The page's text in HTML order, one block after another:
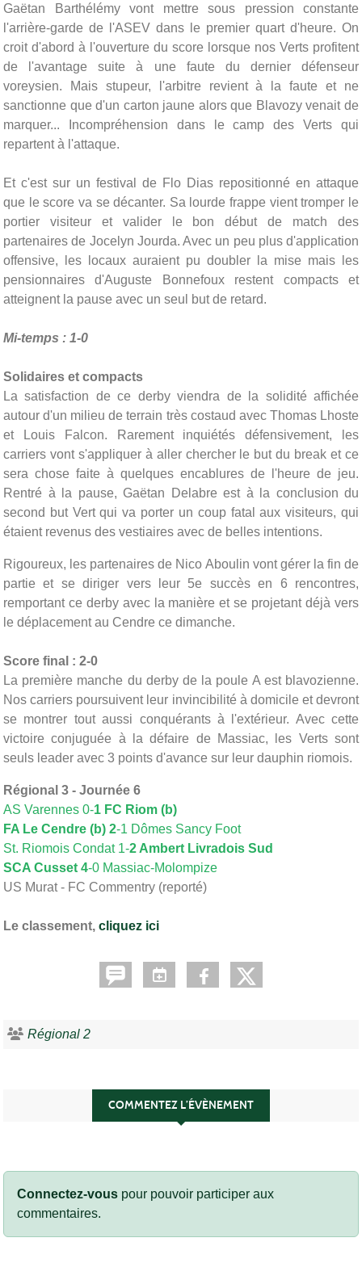
Gaëtan Barthélémy vont mettre sous pression constante
l'arrière-garde de l'ASEV dans le premier quart d'heure. On
croit d'abord à l'ouverture du score lorsque nos Verts profitent
de l'avantage suite à une faute du dernier défenseur
voreysien. Mais stupeur, l'arbitre revient à la faute et ne
sanctionne que d'un carton jaune alors que Blavozy venait de
marquer... Incompréhension dans le camp des Verts qui
repartent à l'attaque.
Et c'est sur un festival de Flo Dias repositionné en attaque
que le score va se décanter. Sa lourde frappe vient tromper le
portier visiteur et valider le bon début de match des
partenaires de Jocelyn Jourda. Avec un peu plus d'application
offensive, les locaux auraient pu doubler la mise mais les
pensionnaires d'Auguste Bonnefoux restent compacts et
atteignent la pause avec un seul but de retard.
Mi-temps : 1-0
Solidaires et compacts
La satisfaction de ce derby viendra de la solidité affichée
autour d'un milieu de terrain très costaud avec Thomas Lhoste
et Louis Falcon. Rarement inquiétés défensivement, les
carriers vont s'appliquer à aller chercher le but du break et ce
sera chose faite à quelques encablures de l'heure de jeu.
Rentré à la pause, Gaëtan Delabre est à la conclusion du
second but Vert qui va porter un coup fatal aux visiteurs, qui
étaient revenus des vestiaires avec de belles intentions.
Rigoureux, les partenaires de Nico Aboulin vont gérer la fin de
partie et se diriger vers leur 5e succès en 6 rencontres,
remportant ce derby avec la manière et se projetant déjà vers
le déplacement au Cendre ce dimanche.
Score final : 2-0
La première manche du derby de la poule A est blavozienne.
Nos carriers poursuivent leur invincibilité à domicile et devront
se montrer tout aussi conquérants à l'extérieur. Avec cette
victoire conjuguée à la défaire de Massiac, les Verts sont
seuls leader avec 3 points d'avance sur leur dauphin riomois.
Régional 3 - Journée 6
AS Varennes 0-1 FC Riom (b)
FA Le Cendre (b) 2-1 Dômes Sancy Foot
St. Riomois Condat 1-2 Ambert Livradois Sud
SCA Cusset 4-0 Massiac-Molompize
US Murat - FC Commentry (reporté)
Le classement, cliquez ici
Régional 2
COMMENTEZ L’ÉVÈNEMENT
Connectez-vous pour pouvoir participer aux
commentaires.